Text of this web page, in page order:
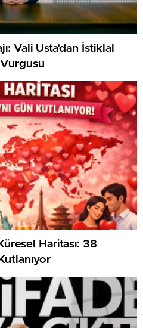
Vali Usta’dan İstiklal
Haritası: 38